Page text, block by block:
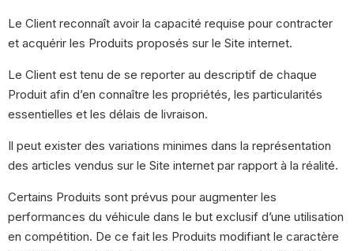
Le Client reconnaît avoir la capacité requise pour contracter
et acquérir les Produits proposés sur le Site internet.
Le Client est tenu de se reporter au descriptif de chaque
Produit afin d’en connaître les propriétés, les particularités
essentielles et les délais de livraison.
Il peut exister des variations minimes dans la représentation
des articles vendus sur le Site internet par rapport à la réalité.
Certains Produits sont prévus pour augmenter les
performances du véhicule dans le but exclusif d’une utilisation
en compétition. De ce fait les Produits modifiant le caractère